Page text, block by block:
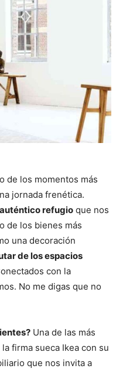
de los momentos más
jornada frenética.
refugio que nos
de los bienes más
una decoración
de los espacios
con la
No me digas que no
Una de las más
firma sueca Ikea con su
que nos invita a